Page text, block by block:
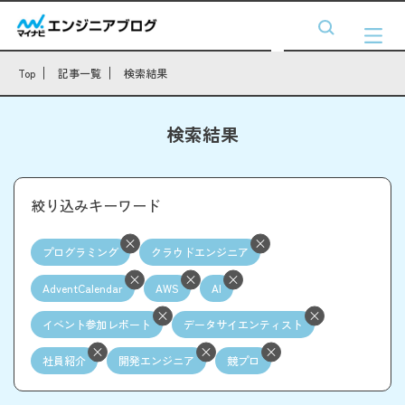
Top 記事一覧 検索結果
検索結果
絞り込みキーワード
プログラミング クラウドエンジニア
AdventCalendar AWS AI
イベント参加レポート データサイエンティスト
社員紹介 開発エンジニア 競プロ